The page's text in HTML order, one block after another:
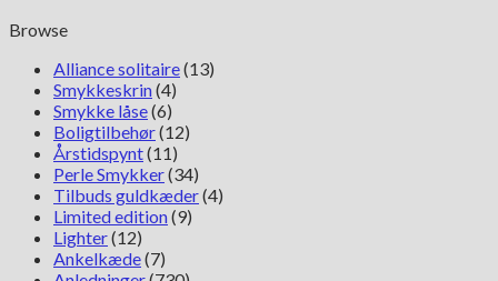
Browse
Alliance solitaire(13)
Smykkeskrin(4)
Smykke låse(6)
Boligtilbehør(12)
Årstidspynt(11)
Perle Smykker(34)
Tilbuds guldkæder(4)
Limited edition(9)
Lighter(12)
Ankelkæde(7)